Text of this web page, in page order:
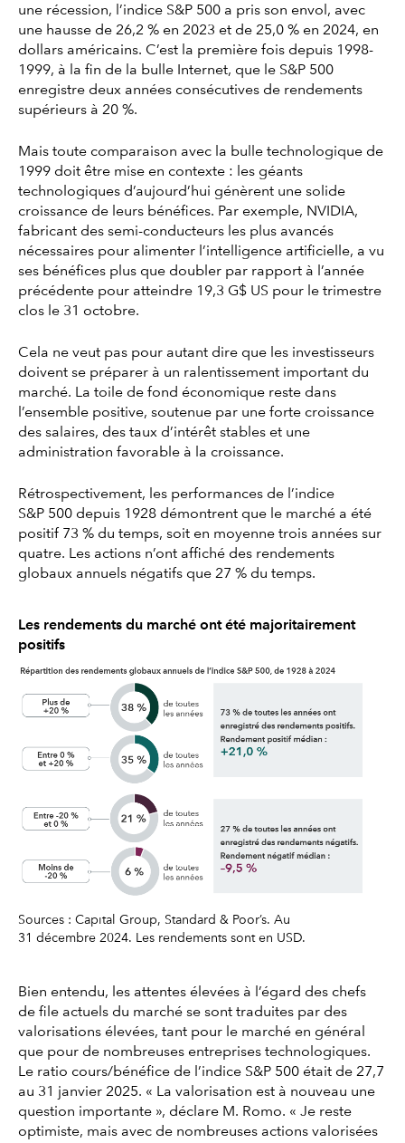
une récession, l’indice S&P 500 a pris son envol, avec
une hausse de 26,2 % en 2023 et de 25,0 % en 2024, en
dollars américains. C’est la première fois depuis 1998-
1999, à la fin de la bulle Internet, que le S&P 500
enregistre deux années consécutives de rendements
supérieurs à 20 %.
Mais toute comparaison avec la bulle technologique de
1999 doit être mise en contexte : les géants
technologiques d’aujourd’hui génèrent une solide
croissance de leurs bénéfices. Par exemple, NVIDIA,
fabricant des semi-conducteurs les plus avancés
nécessaires pour alimenter l’intelligence artificielle, a vu
ses bénéfices plus que doubler par rapport à l’année
précédente pour atteindre 19,3 G$ US pour le trimestre
clos le 31 octobre.
Cela ne veut pas pour autant dire que les investisseurs
doivent se préparer à un ralentissement important du
marché. La toile de fond économique reste dans
l’ensemble positive, soutenue par une forte croissance
des salaires, des taux d’intérêt stables et une
administration favorable à la croissance.
Rétrospectivement, les performances de l’indice
S&P 500 depuis 1928 démontrent que le marché a été
positif 73 % du temps, soit en moyenne trois années sur
quatre. Les actions n’ont affiché des rendements
globaux annuels négatifs que 27 % du temps.
Les rendements du marché ont été majoritairement
positifs
Sources : Capital Group, Standard & Poor’s. Au
31 décembre 2024. Les rendements sont en USD.
Bien entendu, les attentes élevées à l’égard des chefs
de file actuels du marché se sont traduites par des
valorisations élevées, tant pour le marché en général
que pour de nombreuses entreprises technologiques.
Le ratio cours/bénéfice de l’indice S&P 500 était de 27,7
au 31 janvier 2025. « La valorisation est à nouveau une
question importante », déclare M. Romo. « Je reste
optimiste, mais avec de nombreuses actions valorisées